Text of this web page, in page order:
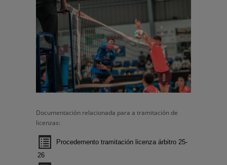
Documentación relacionada para a tramitación de
licenzas:
Procedemento tramitación licenza árbitro 25-
26